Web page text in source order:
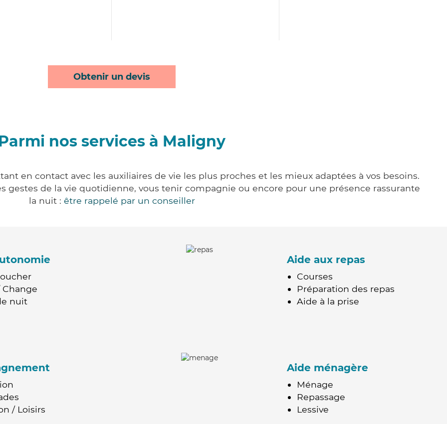
Obtenir un devis
nos services à Maligny
en contact avec les auxiliaires de vie les plus proches et les mieux adaptées à vos besoins.
gestes de la vie quotidienne, vous tenir compagnie ou encore pour une présence rassurante
la nuit : être rappelé par un conseiller
nuit
Aide aux repas
Courses
Préparation des repas
Aide à la prise
/ Loisirs
Aide ménagère
Ménage
Repassage
Lessive